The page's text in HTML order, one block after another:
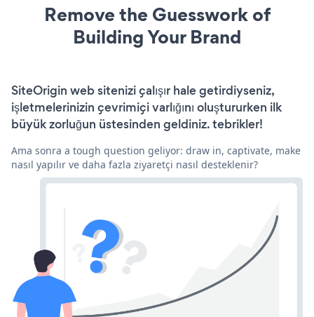
Remove the Guesswork of
Building Your Brand
SiteOrigin web sitenizi çalışır hale getirdiyseniz,
işletmelerinizin çevrimiçi varlığını oluştururken ilk
büyük zorluğun üstesinden geldiniz. tebrikler!
Ama sonra a tough question geliyor: draw in, captivate, make
nasıl yapılır ve daha fazla ziyaretçi nasıl desteklenir?